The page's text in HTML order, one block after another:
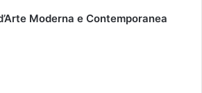
Moderna e Contemporanea